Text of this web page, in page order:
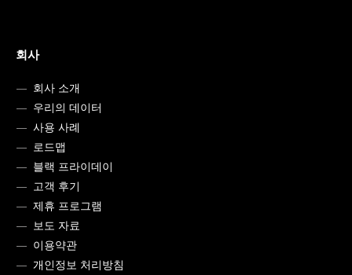
회사
회사 소개
우리의 데이터
사용 사례
로드맵
블랙 프라이데이
고객 후기
제휴 프로그램
보도 자료
이용약관
개인정보 처리방침